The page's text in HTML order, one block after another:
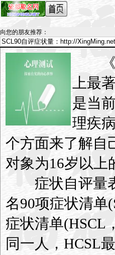
向您的朋友推荐 ：
《
上最
是当
理疾
个方面来了解自
对象为16岁以上
症状自评量表
名90项症状清单
症状清单(HSCL
同一人，HCSL